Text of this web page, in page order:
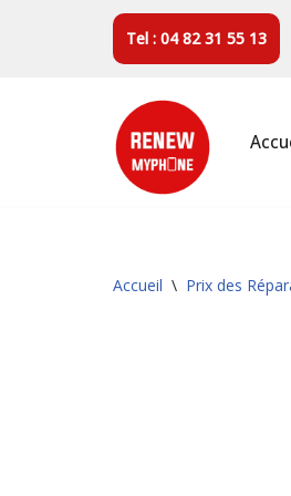
Tel : 04 82 31 55 13
Accueil \ Prix des